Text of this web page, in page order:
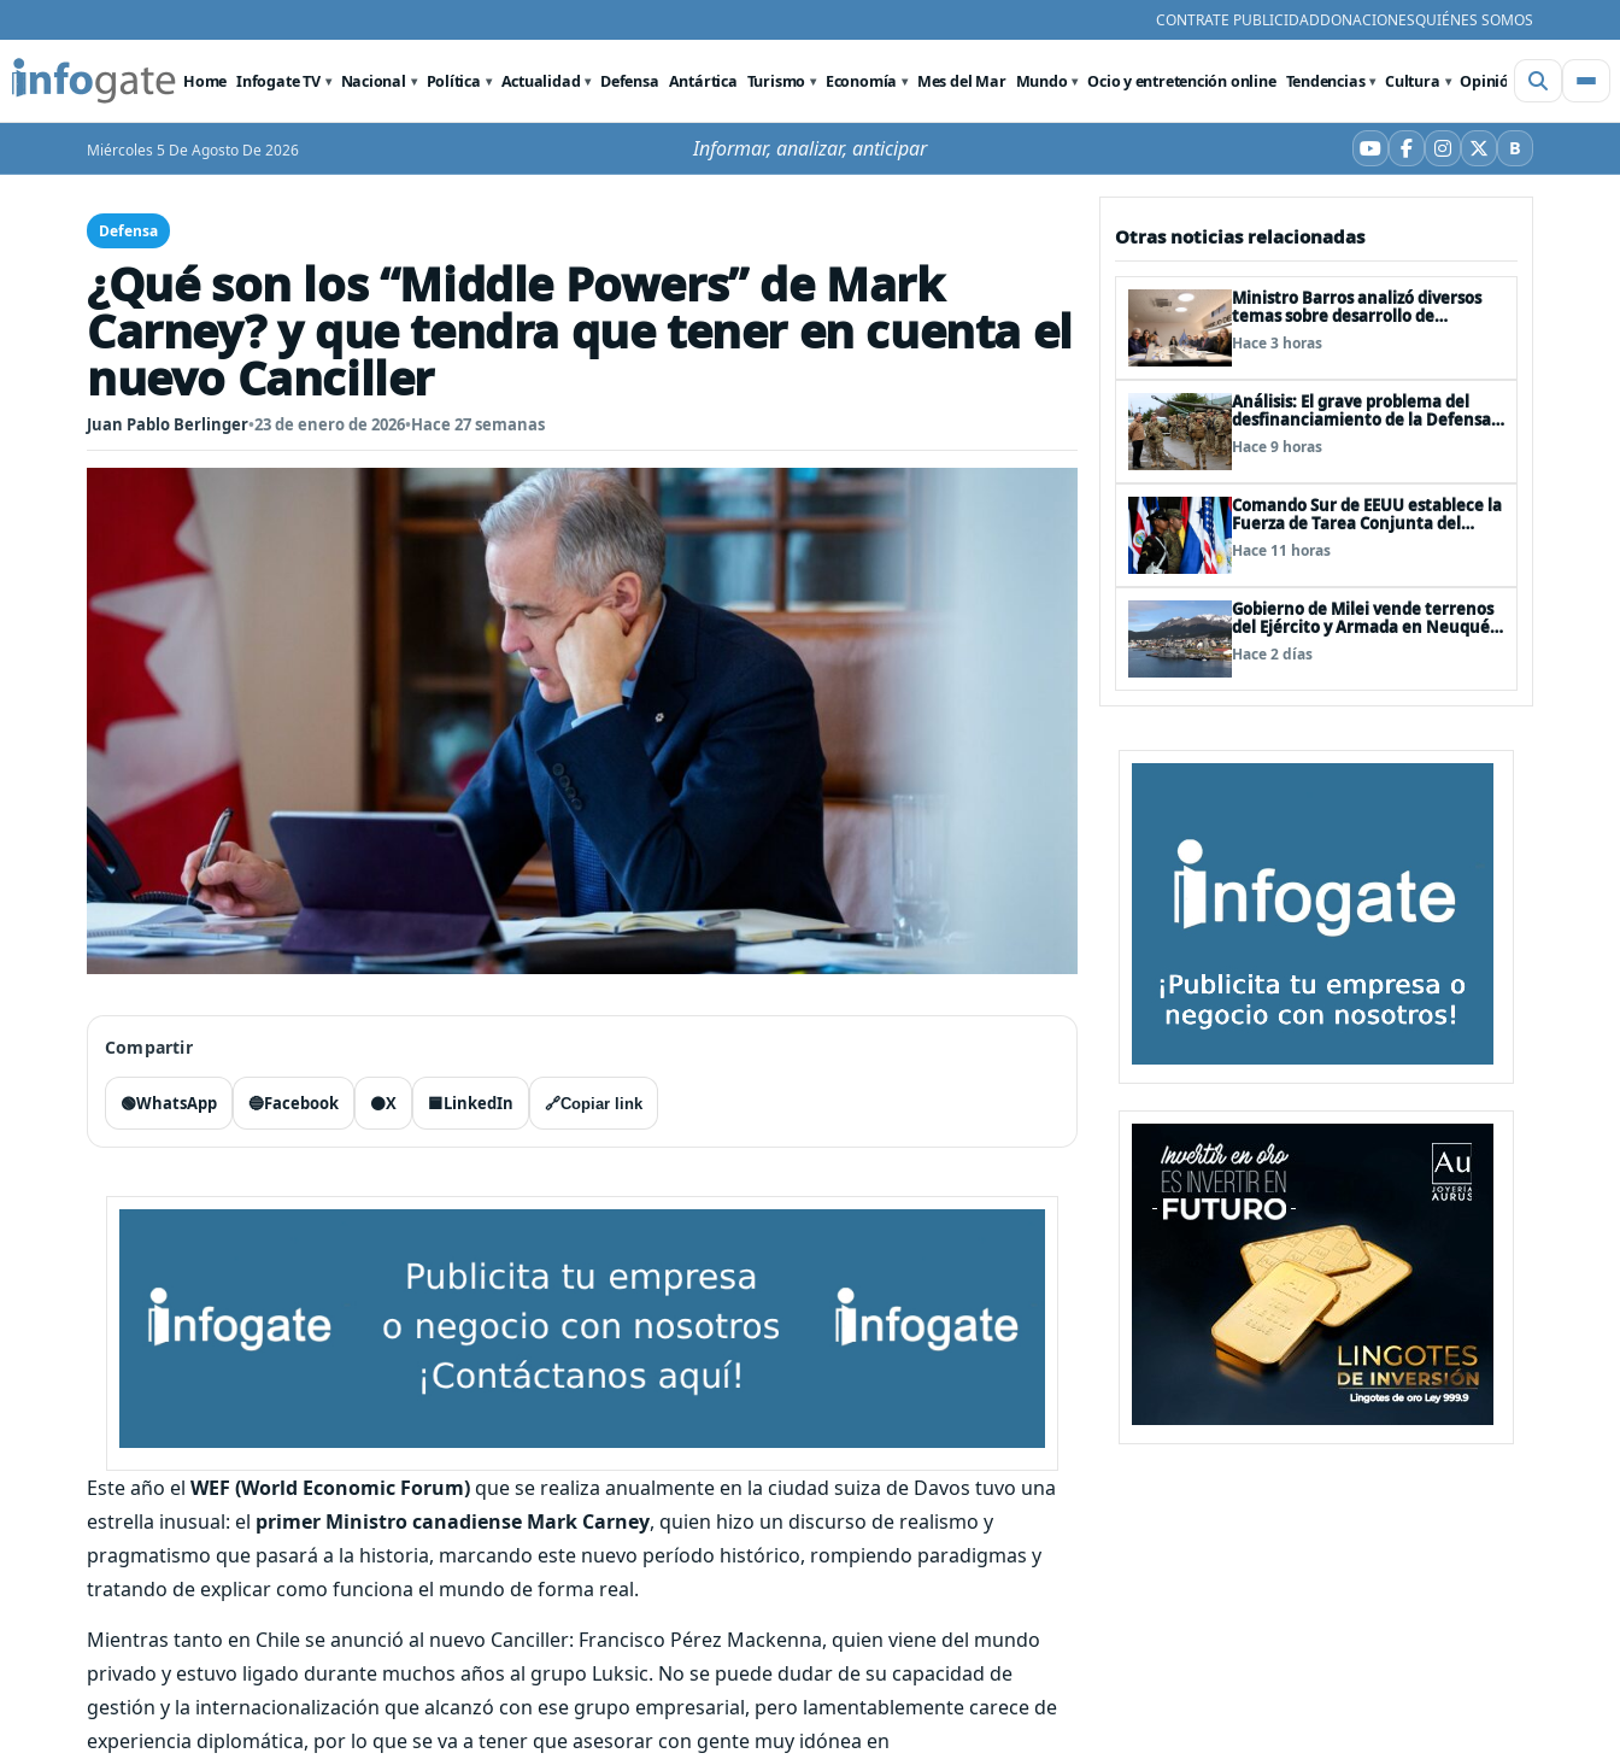
CONTRATE PUBLICIDADDONACIONESQUIÉNES SOMOS
Home Infogate TV Nacional Política Actualidad Defensa Antártica Turismo Economía Mes del Mar Mundo Ocio y entretención online Tendencias Cultura Opinión Videos
Miércoles 5 De Agosto De 2026 Informar, analizar, anticipar YouTube
Facebook
Instagram
X BBluesky
Defensa
¿Qué son los “Middle Powers” de Mark
Carney? y que tendra que tener en cuenta el
nuevo Canciller
Juan Pablo Berlinger•23 de enero de 2026•Hace 27 semanas
Compartir
🟢WhatsApp 🔵Facebook ⚫X 🟦LinkedIn 🔗Copiar link
Este año el WEF (World Economic Forum)que se realiza anualmente en la ciudad suiza de Davos tuvo una
estrella inusual: el primer Ministro canadiense Mark Carney, quien hizo un discurso de realismo y
pragmatismo que pasará a la historia, marcando este nuevo período histórico, rompiendo paradigmas y
tratando de explicar como funciona el mundo de forma real.
Mientras tanto en Chile se anunció al nuevo Canciller: Francisco Pérez Mackenna, quien viene del mundo
privado y estuvo ligado durante muchos años al grupo Luksic. No se puede dudar de su capacidad de
gestión y la internacionalización que alcanzó con ese grupo empresarial, pero lamentablemente carece de
experiencia diplomática, por lo que se va a tener que asesorar con gente muy idónea en
Otras noticias relacionadas
Ministro Barros analizó diversos
temas sobre desarrollo de
capacidades estratégicas en
sesión del Consejo de Política
Hace 3 horas
Análisis: El grave problema del
desfinanciamiento de la Defensa
Nacional
Hace 9 horas
Comando Sur de EEUU establece la
Fuerza de Tarea Conjunta del
Hemisferio Occidental: Incluye a
Chile
Hace 11 horas
Gobierno de Milei vende terrenos
del Ejército y Armada en Neuquén
y Ushuaia
Hace 2 días